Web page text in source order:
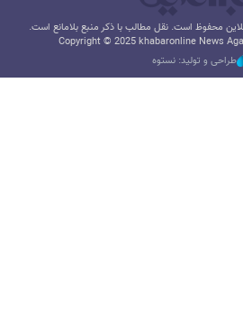
محفوظ است. نقل مطالب با ذکر منبع بلامانع است.
Copyright © 2025 khabaronline News
طراحی و تولید: نستوه